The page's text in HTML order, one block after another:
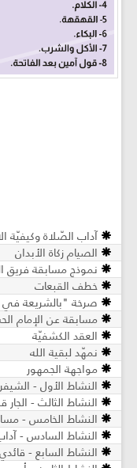
آداب الصّلاة وكيفيّة
الصيام زكاة الأبدان
نموذج مسابقة فريق
خطف القبعات
صرخة "بالشريعة في
مسابقة عن الإمام
العقد الكشفيّة
نمهّد لبقية الله
مواجهة الجمهور
النشاط الأول -
النشاط الثالث -
النشاط الخامس -
النشاط السادس -
النشاط السابع -